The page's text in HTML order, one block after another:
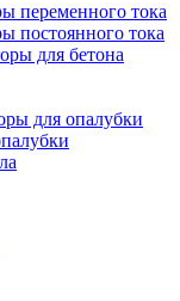
переменного тока
постоянного тока
для бетона
для опалубки